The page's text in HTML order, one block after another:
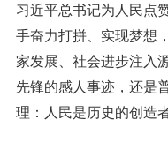
习近平总书记为人民点
手奋力打拼、实现梦想
家发展、社会进步注入
先锋的感人事迹，还是
理：人民是历史的创造